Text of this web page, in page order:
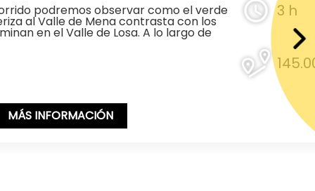
podremos observar como el verde
al Valle de Mena contrasta con los
en el Valle de Losa. A lo largo de
MÁS INFORMACIÓN
3 h